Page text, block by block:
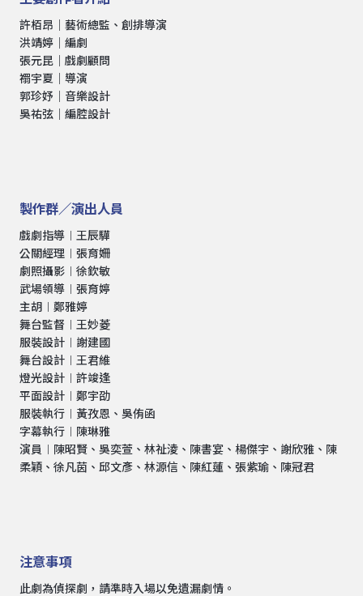
許栢昂｜藝術總監、創排導演
洪靖婷｜編劇
張元昆｜戲劇顧問
禤宇夏｜導演
郭珍妤｜音樂設計
吳祐弦｜編腔設計
製作群／演出人員
戲劇指導︱王辰驊
公關經理︱張育姍
劇照攝影︱徐欽敏
武場領導︱張育婷
主胡︱鄭雅婷
舞台監督︱王妙菱
服裝設計︱謝建國
舞台設計︱王君維
燈光設計︱許竣逢
平面設計︱鄭宇劭
服裝執行︱黃孜恩、吳侑函
字幕執行︱陳琳雅
演員︱陳昭賢、吳奕萱、林祉淩、陳書宴、楊傑宇、謝欣雅、陳
柔穎、徐凡茵、邱文彥、林源信、陳紅蓮、張紫瑜、陳冠君
注意事項
此劇為偵探劇，請準時入場以免遺漏劇情。